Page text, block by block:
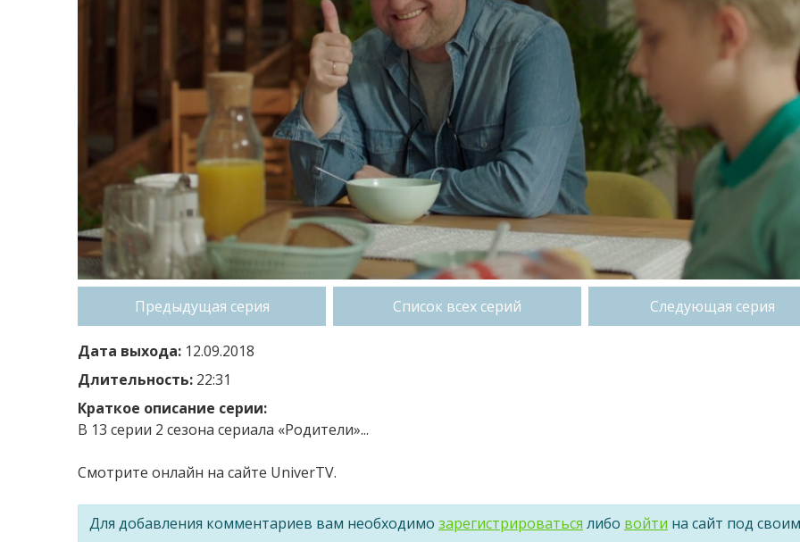
Предыдущая серия Список всех серий Следующая серия
Дата выхода: 12.09.2018
Длительность: 22:31
Краткое описание серии:
В 13 серии 2 сезона сериала «Родители»...
Смотрите онлайн на сайте UniverTV.
Для добавления комментариев вам необходимо зарегистрироваться либо войти на сайт под своим